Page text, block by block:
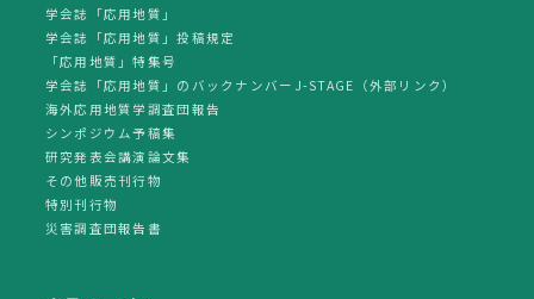
学会誌「応用地質」
学会誌「応用地質」投稿規定
「応用地質」特集号
学会誌「応用地質」のバックナンバーJ-STAGE（外部リンク）
海外応用地質学調査団報告
シンポジウム予稿集
研究発表会講演論文集
その他販売刊行物
特別刊行物
災害調査団報告書